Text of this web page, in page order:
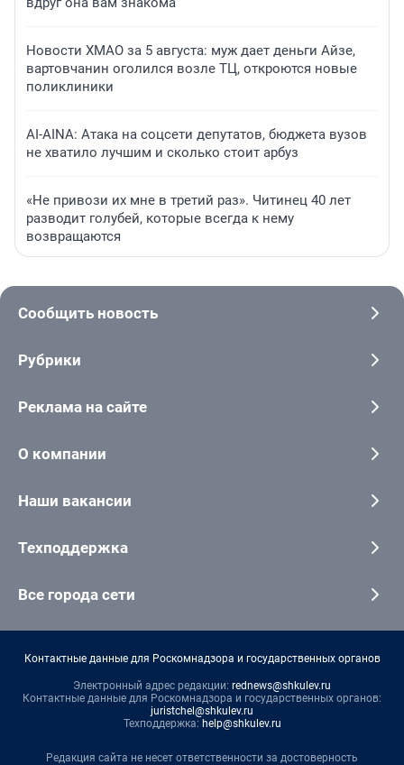
Новости ХМАО за 5 августа: муж дает деньги Айзе,
вартовчанин оголился возле ТЦ, откроются новые
поликлиники
AI-AINA: Атака на соцсети депутатов, бюджета вузов
не хватило лучшим и сколько стоит арбуз
«Не привози их мне в третий раз». Читинец 40 лет
разводит голубей, которые всегда к нему
возвращаются
Сообщить новость
Рубрики
Реклама на сайте
О компании
Наши вакансии
Техподдержка
Все города сети
Контактные данные для Роскомнадзора и государственных органов
Электронный адрес редакции: rednews@shkulev.ru
Контактные данные для Роскомнадзора и государственных органов:
juristchel@shkulev.ru
Техподдержка: help@shkulev.ru
Редакция сайта не несет ответственности за достоверность